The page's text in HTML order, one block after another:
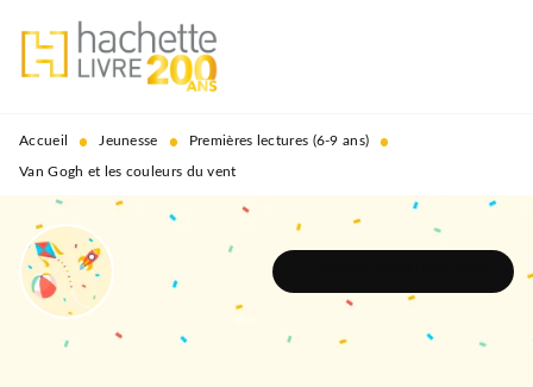
MENU RECHERCHE
PIED DE PAGE
Accueil • Jeunesse • Premières lectures (6-9 ans) •
Van Gogh et les couleurs du vent